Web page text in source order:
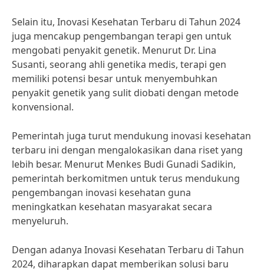
Selain itu, Inovasi Kesehatan Terbaru di Tahun 2024
juga mencakup pengembangan terapi gen untuk
mengobati penyakit genetik. Menurut Dr. Lina
Susanti, seorang ahli genetika medis, terapi gen
memiliki potensi besar untuk menyembuhkan
penyakit genetik yang sulit diobati dengan metode
konvensional.
Pemerintah juga turut mendukung inovasi kesehatan
terbaru ini dengan mengalokasikan dana riset yang
lebih besar. Menurut Menkes Budi Gunadi Sadikin,
pemerintah berkomitmen untuk terus mendukung
pengembangan inovasi kesehatan guna
meningkatkan kesehatan masyarakat secara
menyeluruh.
Dengan adanya Inovasi Kesehatan Terbaru di Tahun
2024, diharapkan dapat memberikan solusi baru